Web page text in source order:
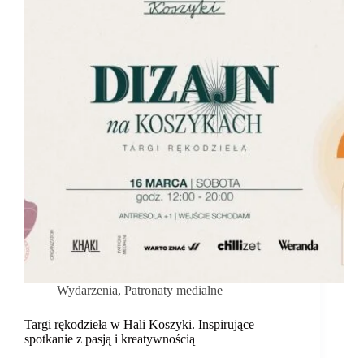
Wydarzenia, Patronaty medialne
Targi rękodzieła w Hali Koszyki. Inspirujące
spotkanie z pasją i kreatywnością